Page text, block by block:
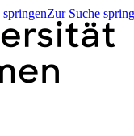
Zur Suche